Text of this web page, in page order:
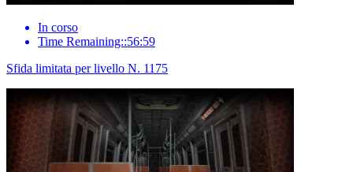
In corso
Time Remaining::56:59
Sfida limitata per livello N. 1175